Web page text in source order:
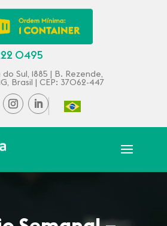
0495
do Sul, 1885 | B. Rezende,
Brasil | CEP: 37062-447